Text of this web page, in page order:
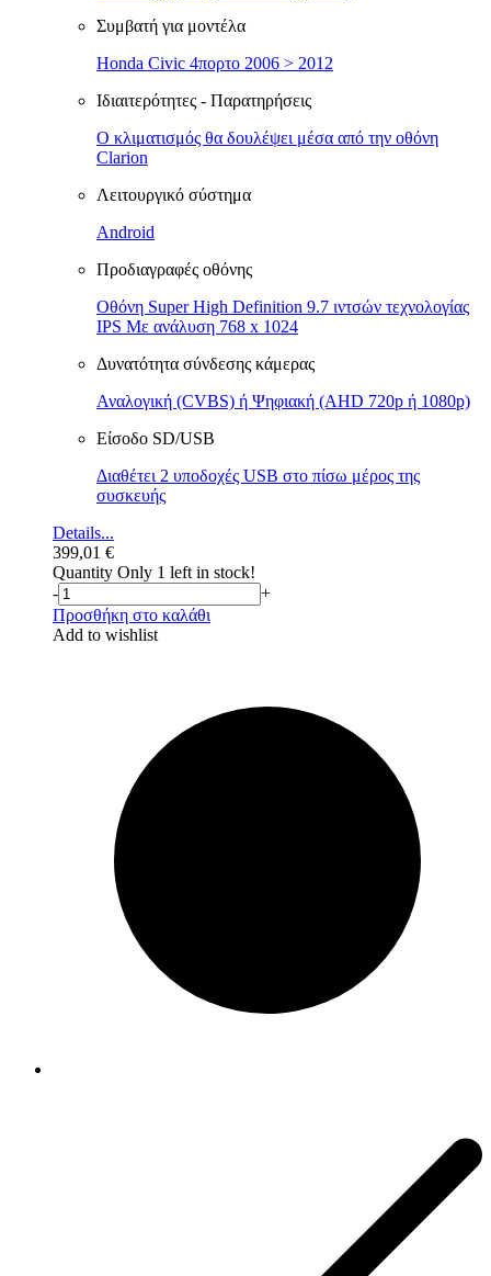
Συμβατή για μοντέλα
Honda Civic 4πορτο 2006 > 2012
Ιδιαιτερότητες - Παρατηρήσεις
Ο κλιματισμός θα δουλέψει μέσα από την οθόνη
Clarion
Λειτουργικό σύστημα
Android
Προδιαγραφές οθόνης
Οθόνη Super High Definition 9.7 ιντσών τεχνολογίας
IPS Με ανάλυση 768 x 1024
Δυνατότητα σύνδεσης κάμερας
Αναλογική (CVBS) ή Ψηφιακή (AHD 720p ή 1080p)
Είσοδο SD/USB
Διαθέτει 2 υποδοχές USB στο πίσω μέρος της
συσκευής
Details...
399,01 €
Quantity Only 1 left in stock!
-
+
Προσθήκη στο καλάθι
Add to wishlist